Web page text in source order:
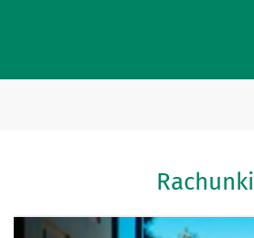
Rachunki